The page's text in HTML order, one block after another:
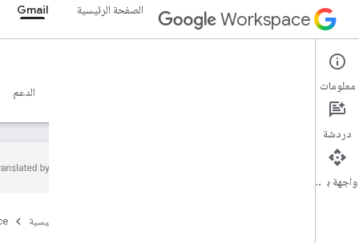
Workspace الصفحة الرئيسية Gmail
Gmail
نظرة عامة الدعم
الصفحة الرئيسية
معلومات
دردشة
واجهة برمجة التطبيقات